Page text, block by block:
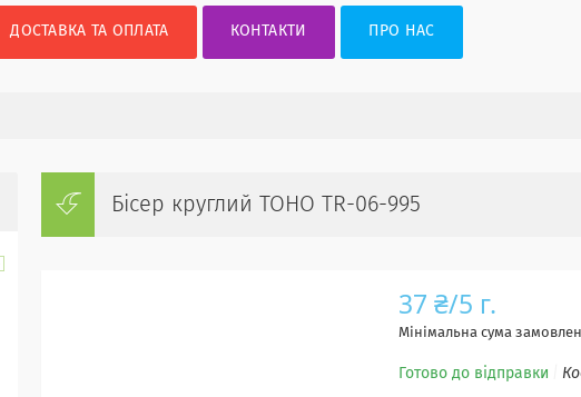
ДОСТАВКА ТА ОПЛАТА КОНТАКТИ ПРО НАС
Бісер круглий TOHO TR-06-995
37 ₴/5 г.
Мінімальна сума
Готово до відправки